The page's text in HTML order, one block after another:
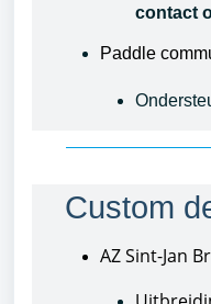
contact
Paddle
Custom
AZ Sint-Jan